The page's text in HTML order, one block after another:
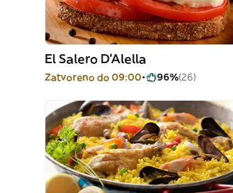
El Salero D'Alella
Zatvoreno do 09:00 96%(26)